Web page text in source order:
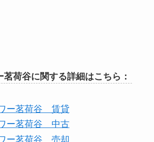
茗荷谷に関する詳細はこちら：
ー茗荷谷 賃貸
ー茗荷谷 中古
ー茗荷谷 売却